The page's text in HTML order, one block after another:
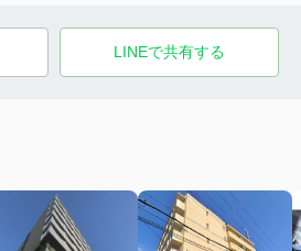
LINEで共有する